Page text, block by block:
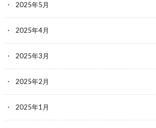
2025年5月
2025年4月
2025年3月
2025年2月
2025年1月